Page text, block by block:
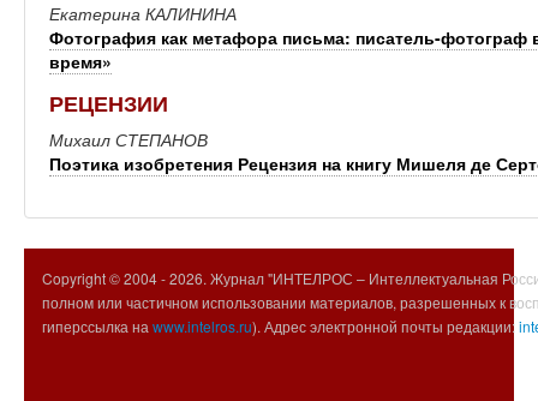
Екатерина КАЛИНИНА
Фотография как метафора письма: писатель-фотограф
время»
РЕЦЕНЗИИ
Михаил СТЕПАНОВ
Поэтика изобретения Рецензия на книгу Мишеля де
Copyright © 2004 -2026. Журнал "ИНТЕЛРОС – Интеллектуальная
полном или частичном использовании материалов, разрешенных к
гиперссылка на www.intelros.ru). Адрес электронной почты редакции: